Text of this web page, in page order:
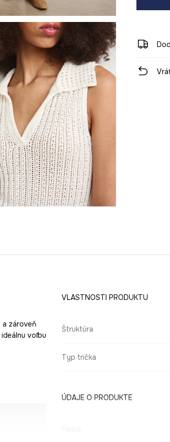
zároveň
voľbu
VLASTNOSTI PRODUKTU
Štruktúra
Typ trička
ÚDAJE O PRODUKTE